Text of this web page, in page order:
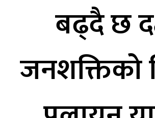
बढ्दै छ
जनशक्तिको